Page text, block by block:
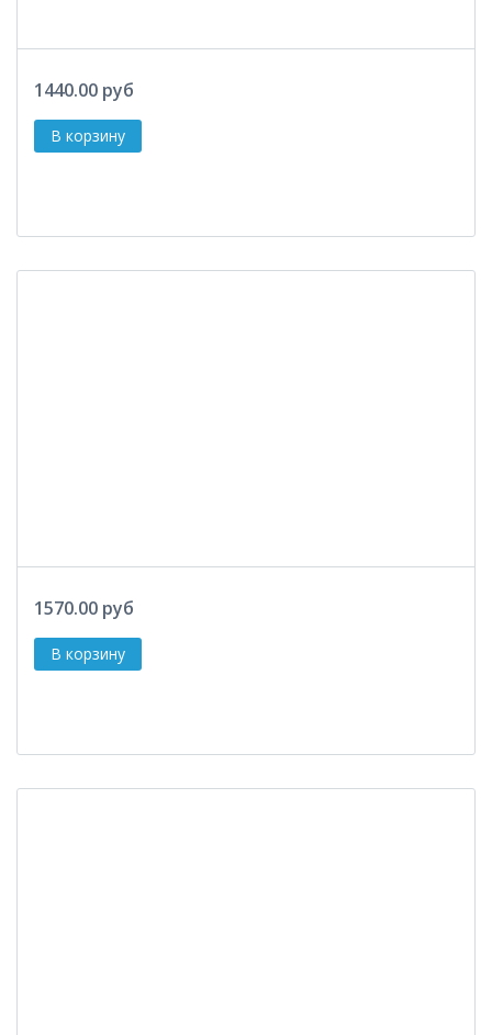
1440.00 руб
1570.00 руб